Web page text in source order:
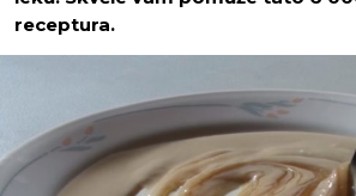
receptura.